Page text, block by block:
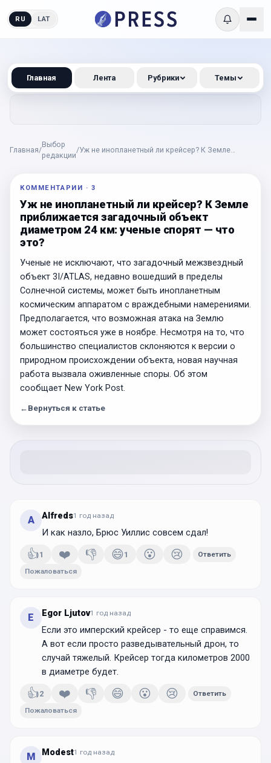
RU LAT
Главная/
Выбор
редакции
/Уж не инопланетный ли крейсер? К Земле
КОММЕНТАРИИ · 3
Уж не инопланетный ли крейсер? К Земле
приближается загадочный объект
диаметром 24 км: ученые спорят — что
это?
Ученые не исключают, что загадочный межзвездный
объект 3I/ATLAS, недавно вошедший в пределы
Солнечной системы, может быть инопланетным
космическим аппаратом с враждебными намерениями.
Предполагается, что возможная атака на Землю
может состояться уже в ноябре. Несмотря на то, что
большинство специалистов склоняются к версии о
природном происхождении объекта, новая научная
работа вызвала оживленные споры. Об этом
сообщает New York Post.
← Вернуться к статье
A Alfreds1 год назад
И как назло, Брюс Уиллис совсем сдал!
👍1 ❤️ 👎 😄 1 😮 😢 Ответить
Пожаловаться
E Egor Ljutov1 год назад
Если это имперский крейсер - то еще справимся.
А вот если просто разведывательный дрон, то
случай тяжелый. Крейсер тогда километров 2000
в диаметре будет.
👍2 ❤️ 👎 😄 😮 😢 Ответить
Пожаловаться
M Modest1 год назад
Главная Лента Рубрики Темы